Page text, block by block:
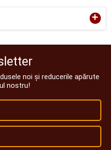
+
noi și reducerile apărute
nostru!